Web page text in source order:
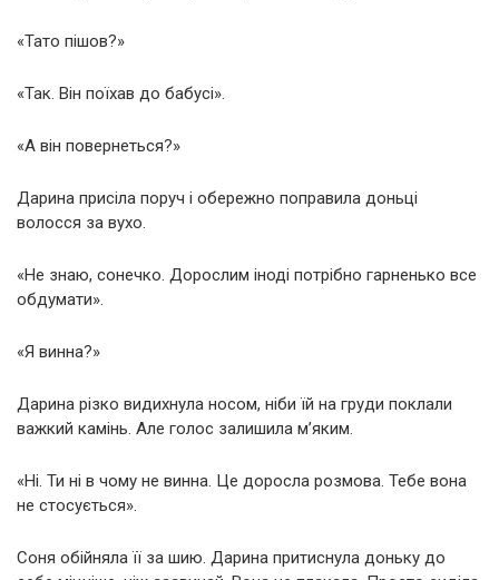
«Тато пішов?»
«Так. Він поїхав до бабусі».
«А він повернеться?»
Дарина присіла поруч і обережно поправила доньці
волосся за вухо.
«Не знаю, сонечко. Дорослим іноді потрібно гарненько все
обдумати».
«Я винна?»
Дарина різко видихнула носом, ніби їй на груди поклали
важкий камінь. Але голос залишила м’яким.
«Ні. Ти ні в чому не винна. Це доросла розмова. Тебе вона
не стосується».
Соня обійняла її за шию. Дарина притиснула доньку до